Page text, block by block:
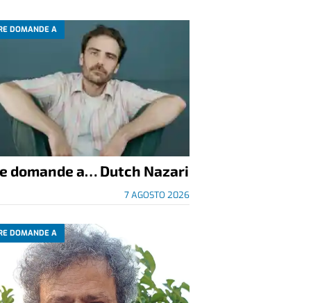
DOMANDE A
domande a… Dutch Nazari
7 AGOSTO 2026
DOMANDE A